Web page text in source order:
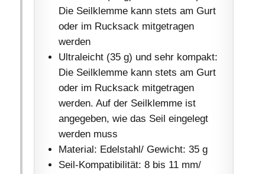
Die Seilklemme kann stets am Gurt
oder im Rucksack mitgetragen
werden
Ultraleicht (35 g) und sehr kompakt:
Die Seilklemme kann stets am Gurt
oder im Rucksack mitgetragen
werden. Auf der Seilklemme ist
angegeben, wie das Seil eingelegt
werden muss
Material: Edelstahl/ Gewicht: 35 g
Seil-Kompatibilität: 8 bis 11 mm/